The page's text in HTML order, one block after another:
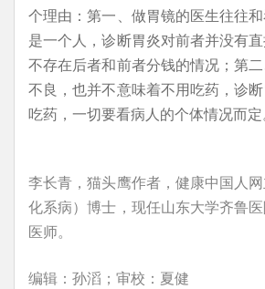
个理由：第一、做胃镜的医生往往
是一个人，诊断胃炎对前者并没有
不存在后者和前者分钱的情况；第
不良，也并不意味着不用吃药，诊
吃药，一切要看病人的个体情况而定
李长青，猫头鹰作者，健康中国人
化系病）博士，现任山东大学齐鲁
医师。
编辑：孙滔；审校：夏健